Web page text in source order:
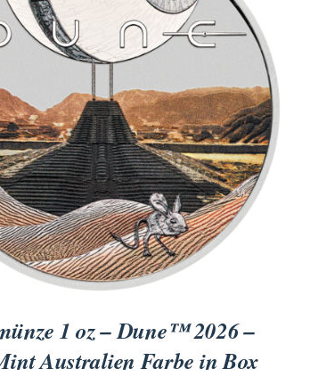
1 oz – Dune™ 2026 –
Australien Farbe in Box